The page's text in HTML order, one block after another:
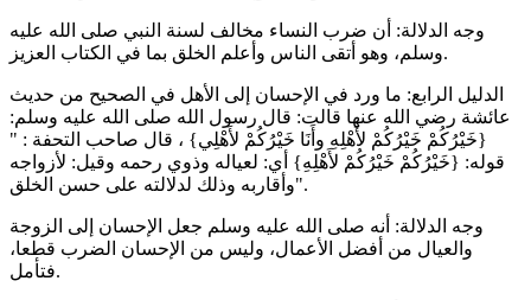
وجه الدلالة: أن ضرب النساء مخالف لسنة النبي صلى الله عليه
وسلم، وهو أتقى الناس وأعلم الخلق بما في الكتاب العزيز.
الدليل الرابع: ما ورد في الإحسان إلى الأهل في الصحيح من حديث
عائشة رضي الله عنها قالت: قال رسول الله صلى الله عليه وسلم:
{خَيْرُكُمْ خَيْرُكُمْ لأَهْلِهِ وأَنَا خَيْرُكُمْ لأَهْلِي} ، قال صاحب التحفة : "
قوله: {خَيْرُكُمْ خَيْرُكُمْ لأَهْلِهِ} أي: لعياله وذوي رحمه وقيل: لأزواجه
وأقاربه وذلك لدلالته على حسن الخلق".
وجه الدلالة: أنه صلى الله عليه وسلم جعل الإحسان إلى الزوجة
والعيال من أفضل الأعمال، وليس من الإحسان الضرب قطعا،
فتأمل.